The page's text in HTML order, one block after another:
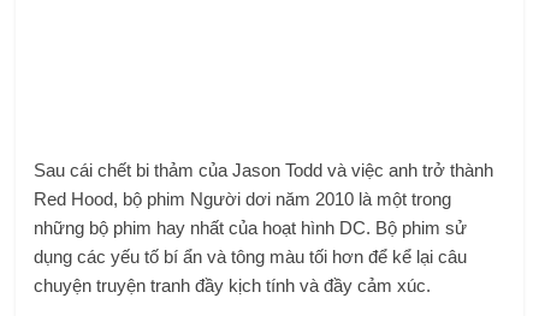
Sau cái chết bi thảm của Jason Todd và việc anh trở thành
Red Hood, bộ phim Người dơi năm 2010 là một trong
những bộ phim hay nhất của hoạt hình DC. Bộ phim sử
dụng các yếu tố bí ẩn và tông màu tối hơn để kể lại câu
chuyện truyện tranh đầy kịch tính và đầy cảm xúc.